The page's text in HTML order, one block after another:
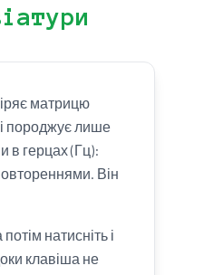
матрицю
породжує лише
в герцах (Гц):
Він
натисніть і
клавіша не